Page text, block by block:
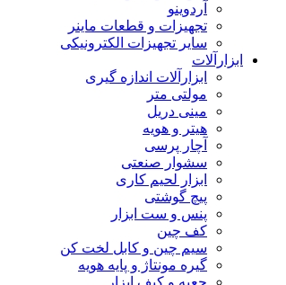
آردوینو
تجهیزات و قطعات ماینر
سایر تجهیزات الکترونیکی
ابزارآلات
ابزارآلات اندازه گیری
مولتی متر
مینی دریل
هیتر و هویه
آچار پرسی
سشوار صنعتی
ابزار لحیم کاری
پیچ گوشتی
پنس و ست ابزار
کف چین
سیم چین و کابل لخت کن
گیره مونتاژ و پایه هویه
جعبه و کیف ابزار